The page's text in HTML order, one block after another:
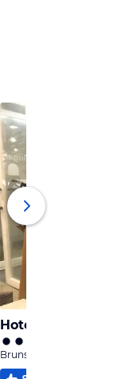
Hotel Zur Traube
Brunsbüttel, Schleswig-